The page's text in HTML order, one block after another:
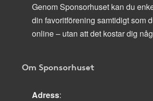
Genom Sponsorhuset kan du
din favoritförening samtidigt som
online – utan att det kostar dig
Om Sponsorhuset
Adress: